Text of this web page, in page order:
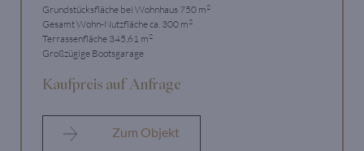
Grundstücksfläche bei Wohnhaus 750 m2
Gesamt Wohn-Nutzfläche ca. 300 m2
Terrassenfläche 345,61 m2
Großzügige Bootsgarage
Kaufpreis auf Anfrage
Zum Objekt